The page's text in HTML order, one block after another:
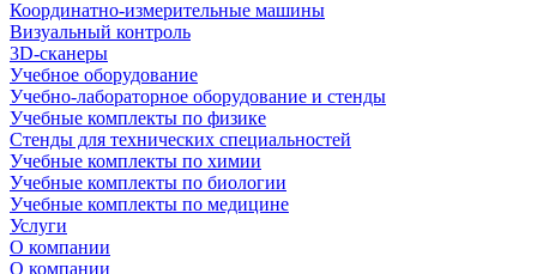
Координатно-измерительные машины
Визуальный контроль
3D-сканеры
Учебное оборудование
Учебно-лабораторное оборудование и стенды
Учебные комплекты по физике
Стенды для технических специальностей
Учебные комплекты по химии
Учебные комплекты по биологии
Учебные комплекты по медицине
Услуги
О компании
О компании